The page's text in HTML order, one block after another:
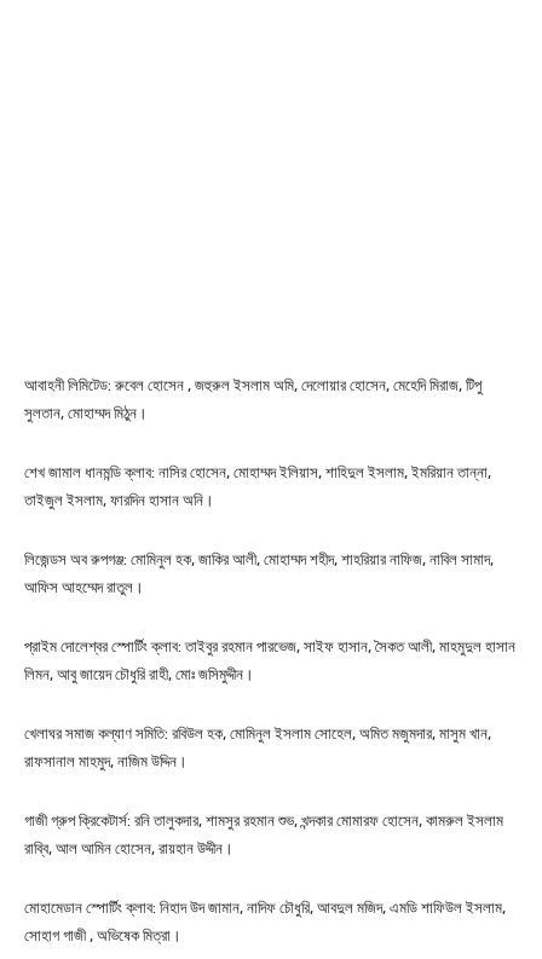
আবাহনী লিমিটেড: রুবেল হোসেন , জহুরুল ইসলাম অমি, দেলোয়ার হোসেন, মেহেদি মিরাজ, টিপু
সুলতান, মোহাম্মদ মিঠুন।
শেখ জামাল ধানমন্ডি ক্লাব: নাসির হোসেন, মোহাম্মদ ইলিয়াস, শাহিদুল ইসলাম, ইমরিয়ান তান্না,
তাইজুল ইসলাম, ফারদিন হাসান অনি।
লিজেন্ডস অব রুপগঞ্জ: মোমিনুল হক, জাকির আলী, মোহাম্মদ শহীদ, শাহরিয়ার নাফিজ, নাবিল সামাদ,
আফিস আহম্মেদ রাতুল।
প্রাইম দোলেশ্বর স্পোর্টিং ক্লাব: তাইবুর রহমান পারভেজ, সাইফ হাসান, সৈকত আলী, মাহমুদুল হাসান
লিমন, আবু জায়েদ চৌধুরি রাহী, মোঃ জসিমুদ্দীন।
খেলাঘর সমাজ কল্যাণ সমিতি: রবিউল হক, মোমিনুল ইসলাম সোহেল, অমিত মজুমদার, মাসুম খান,
রাফসানাল মাহমুদ, নাজিম উদ্দিন।
গাজী গ্রুপ ক্রিকেটার্স: রনি তালুকদার, শামসুর রহমান শুভ, খন্দকার মোমারফ হোসেন, কামরুল ইসলাম
রাব্বি, আল আমিন হোসেন, রায়হান উদ্দীন।
মোহামেডান স্পোর্টিং ক্লাব: নিহাদ উদ জামান, নাদিফ চৌধুরি, আবদুল মজিদ, এমডি শাফিউল ইসলাম,
সোহাগ গাজী , অভিষেক মিত্রা।